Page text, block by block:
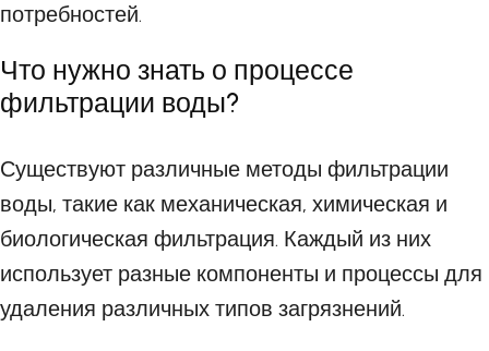
потребностей.
Что нужно знать о процессе
фильтрации воды?
Существуют различные методы фильтрации
воды, такие как механическая, химическая и
биологическая фильтрация. Каждый из них
использует разные компоненты и процессы для
удаления различных типов загрязнений.